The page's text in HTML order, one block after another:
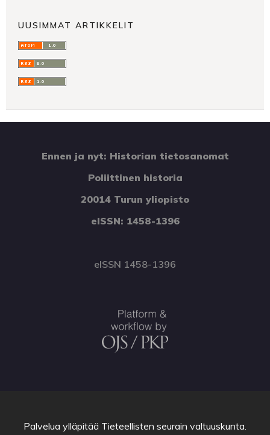
UUSIMMAT ARTIKKELIT
Ennen ja nyt: Historian tietosanomat
Poliittinen historia
20014 Turun yliopisto
eISSN: 1458-1396
eISSN 1458-1396
Palvelua ylläpitää Tieteellisten seurain valtuuskunta.